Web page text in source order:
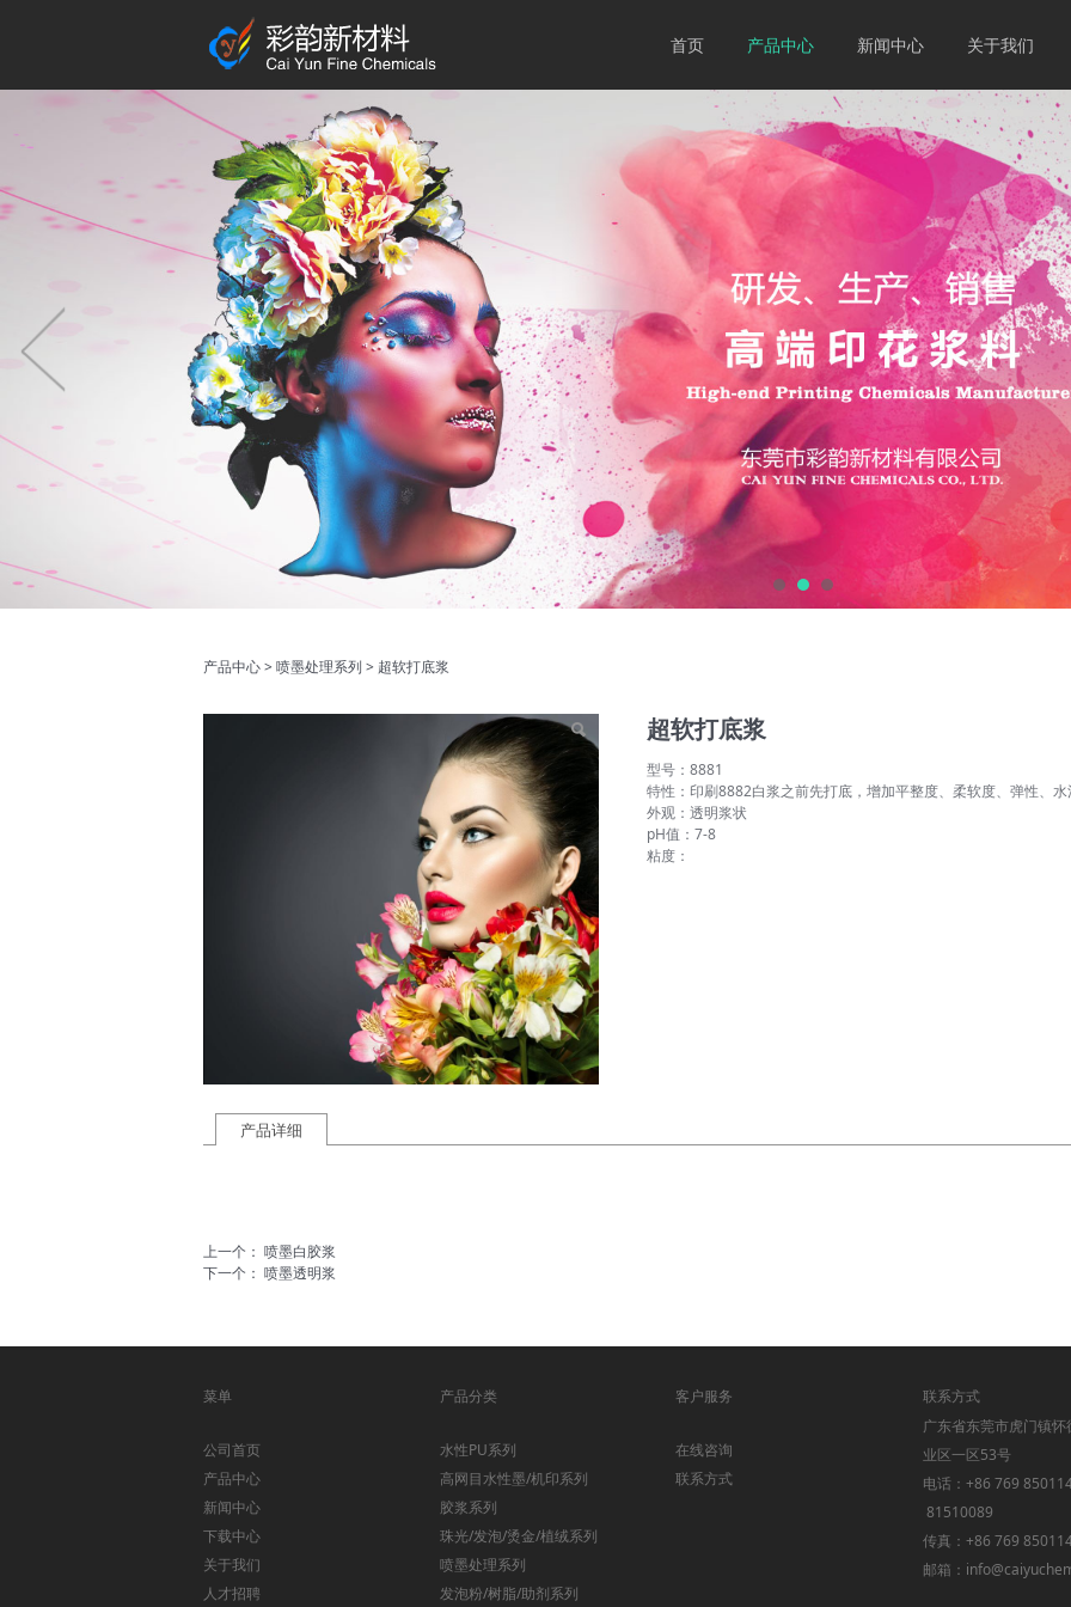
首页 产品中心 新闻中心 关于我们
超软打底浆
产品中心>喷墨处理系列 > 超软打底浆
超软打底浆
型号：8881
特性：印刷8882白浆之前先打底，增加平整度、柔软度、弹性、
外观：透明浆状
pH值：7-8
粘度：
产品详细
上一个： 喷墨白胶浆
下一个： 喷墨透明浆
菜单
公司首页
产品中心
新闻中心
下载中心
关于我们
人才招聘
产品分类
水性PU系列
高网目水性墨/机印系列
胶浆系列
珠光/发泡/烫金/植绒系列
喷墨处理系列
发泡粉/树脂/助剂系列
客户服务
在线咨询
联系方式
联系方式
广东省东莞市虎门镇
业区一区53号
电话：+86 769
81510089
传真：+86 769
邮箱：